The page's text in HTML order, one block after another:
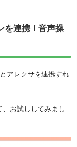
を連携！音声操
とアレクサを連携すれ
お試ししてみまし